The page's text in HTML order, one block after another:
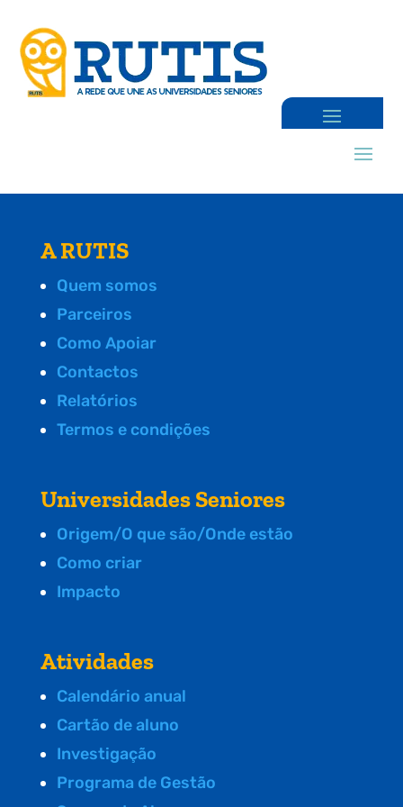
A RUTIS
Quem somos
Parceiros
Como Apoiar
Contactos
Relatórios
Termos e condições
Universidades Seniores
Origem/O que são/Onde estão
Como criar
Impacto
Atividades
Calendário anual
Cartão de aluno
Investigação
Programa de Gestão